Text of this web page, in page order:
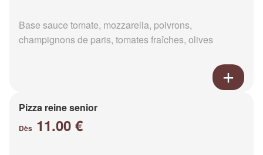
Base sauce tomate, mozzarella, poivrons,
champignons de paris, tomates fraîches, olives
Pizza reine senior
Dès 11.00 €